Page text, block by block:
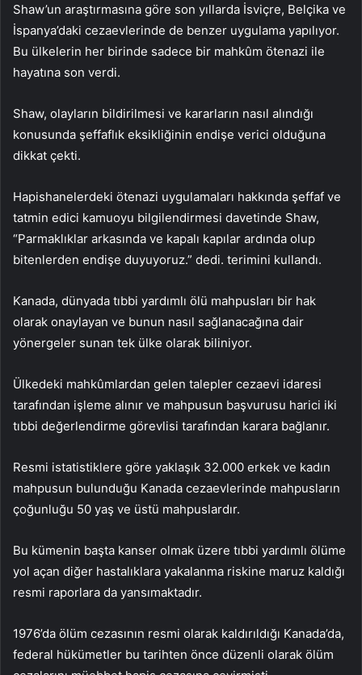
Shaw’un araştırmasına göre son yıllarda İsviçre, Belçika ve
İspanya’daki cezaevlerinde de benzer uygulama yapılıyor.
Bu ülkelerin her birinde sadece bir mahkûm ötenazi ile
hayatına son verdi.
Shaw, olayların bildirilmesi ve kararların nasıl alındığı
konusunda şeffaflık eksikliğinin endişe verici olduğuna
dikkat çekti.
Hapishanelerdeki ötenazi uygulamaları hakkında şeffaf ve
tatmin edici kamuoyu bilgilendirmesi davetinde Shaw,
“Parmaklıklar arkasında ve kapalı kapılar ardında olup
bitenlerden endişe duyuyoruz.” dedi. terimini kullandı.
Kanada, dünyada tıbbi yardımlı ölü mahpusları bir hak
olarak onaylayan ve bunun nasıl sağlanacağına dair
yönergeler sunan tek ülke olarak biliniyor.
Ülkedeki mahkûmlardan gelen talepler cezaevi idaresi
tarafından işleme alınır ve mahpusun başvurusu harici iki
tıbbi değerlendirme görevlisi tarafından karara bağlanır.
Resmi istatistiklere göre yaklaşık 32.000 erkek ve kadın
mahpusun bulunduğu Kanada cezaevlerinde mahpusların
çoğunluğu 50 yaş ve üstü mahpuslardır.
Bu kümenin başta kanser olmak üzere tıbbi yardımlı ölüme
yol açan diğer hastalıklara yakalanma riskine maruz kaldığı
resmi raporlara da yansımaktadır.
1976’da ölüm cezasının resmi olarak kaldırıldığı Kanada’da,
federal hükümetler bu tarihten önce düzenli olarak ölüm